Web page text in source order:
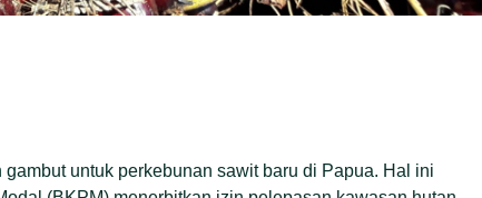
untuk perkebunan sawit baru di Papua. Hal ini